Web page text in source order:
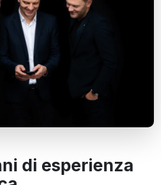
di esperienza